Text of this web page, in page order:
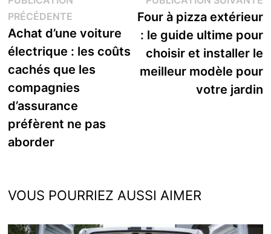
de
l’article
PRÉCÉDENTEPublication
précédente :
Achat d’une voiture
électrique : les coûts
cachés que les
compagnies
d’assurance
préfèrent ne pas
aborder
Four à pizza extérieur
: le guide ultime pour
choisir et installer le
meilleur modèle pour
votre jardin
VOUS POURRIEZ AUSSI AIMER